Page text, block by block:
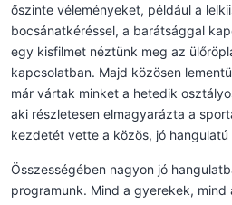
őszinte véleményeket, például a
bocsánatkéréssel, a barátsággal
egy kisfilmet néztünk meg az
kapcsolatban. Majd közösen
már vártak minket a hetedik
aki részletesen elmagyarázta a
kezdetét vette a közös, jó
Összességében nagyon jó
programunk. Mind a gyerekek, mind